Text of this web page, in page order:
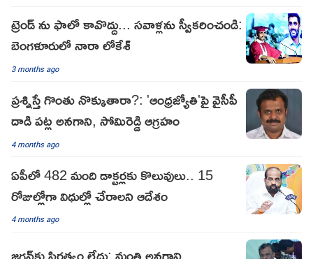
ట్రెండ్ ను ఫాలో కావొద్దు... సవాళ్లను స్వీకరించండి:
బెంగళూరులో నారా లోకేశ్
3 months ago
ప్రశ్నిస్తే గొంతు నొక్కుతారా?: 'ఆంధ్రజ్యోతి'పై వైసీపీ
దాడి పట్ల అనగాని, సోమిరెడ్డి ఆగ్రహం
4 months ago
ఏపీలో 482 మంది డాక్టర్లకు కొలువులు.. 15
రోజుల్లోగా విధుల్లో చేరాలని ఆదేశం
4 months ago